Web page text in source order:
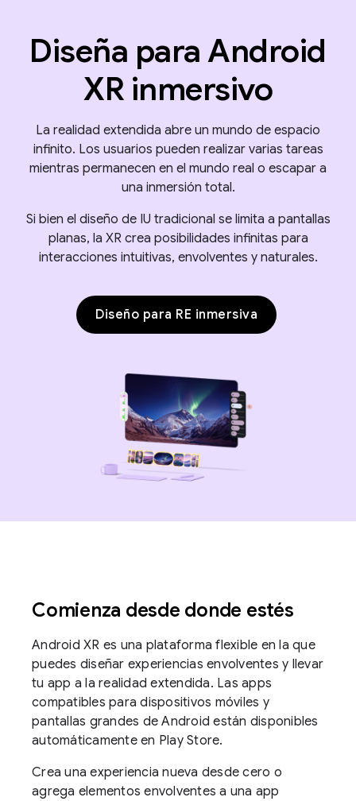
Diseña para Android
XR inmersivo
La realidad extendida abre un mundo de espacio
infinito. Los usuarios pueden realizar varias tareas
mientras permanecen en el mundo real o escapar a
una inmersión total.
Si bien el diseño de IU tradicional se limita a pantallas
planas, la XR crea posibilidades infinitas para
interacciones intuitivas, envolventes y naturales.
Diseño para RE inmersiva
Comienza desde donde estés
Android XR es una plataforma flexible en la que
puedes diseñar experiencias envolventes y llevar
tu app a la realidad extendida. Las apps
compatibles para dispositivos móviles y
pantallas grandes de Android están disponibles
automáticamente en Play Store.
Crea una experiencia nueva desde cero o
agrega elementos envolventes a una app